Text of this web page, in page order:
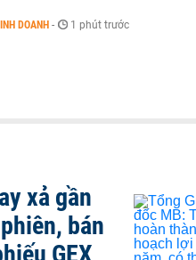
DOANH - 1 phút trước
xả gần
bán